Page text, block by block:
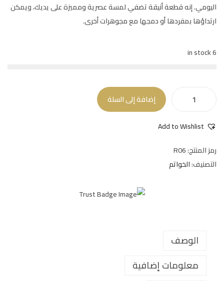
اليومي. إنه قطعة أنيقة تضفي لمسة عصرية ومميزة على يديك، ويمكن
ارتداؤها بمفردها أو دمجها مع مجوهرات أخرى.
6 in stock
إضافة إلى السلة
Add to Wishlist
رمز المنتج:R06
التصنيف:الخواتم
الوصف
معلومات إضافية